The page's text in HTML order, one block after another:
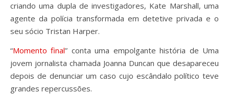
criando uma dupla de investigadores, Kate Marshall, uma
agente da polícia transformada em detetive privada e o
seu sócio Tristan Harper.
“Momento final” conta uma empolgante história de Uma
jovem jornalista chamada Joanna Duncan que desapareceu
depois de denunciar um caso cujo escândalo político teve
grandes repercussões.